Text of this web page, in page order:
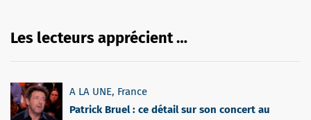
Les lecteurs apprécient …
A LA UNE, France
Patrick Bruel : ce détail sur son concert au